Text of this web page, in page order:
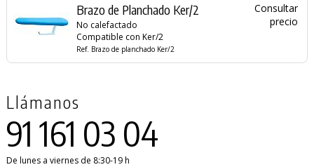
Brazo de Planchado Ker/2
No calefactado
Compatible con Ker/2
Ref. Brazo de planchado Ker/2
Consultar
precio
Llámanos
91 161 03 04
De lunes a viernes de 8:30-19 h